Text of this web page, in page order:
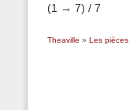
(1 → 7) / 7
Theaville »Les pièces